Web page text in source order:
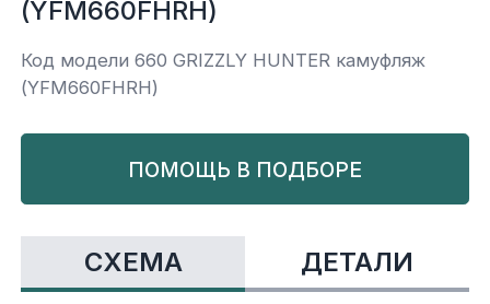
Yamaha
Салонные фильтры
Корпус,пластик
Ремни безопасности
Сиденья
Kawasaki
(YFM660FHRH)
Код модели 660 GRIZZLY HUNTER камуфляж
(YFM660FHRH)
ПОМОЩЬ В ПОДБОРЕ
СХЕМА ДЕТАЛИ